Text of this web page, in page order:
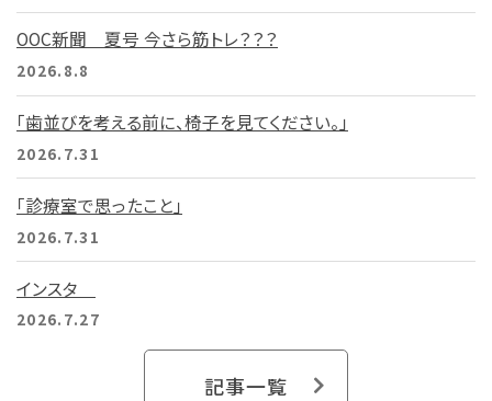
OOC新聞 夏号 今さら筋トレ？？？
2026.8.8
「歯並びを考える前に、椅子を見てください。」
2026.7.31
「診療室で思ったこと」
2026.7.31
インスタ
2026.7.27
記事一覧